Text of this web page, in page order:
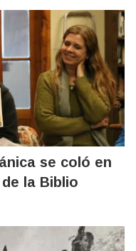
se coló en
la Biblio